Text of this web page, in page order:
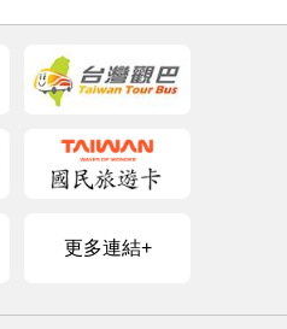
更多連結+